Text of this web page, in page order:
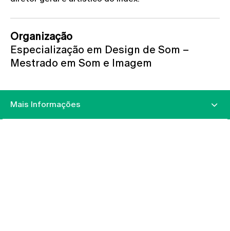
Organização
Especialização em Design de Som –
Mestrado em Som e Imagem
Mais Informações